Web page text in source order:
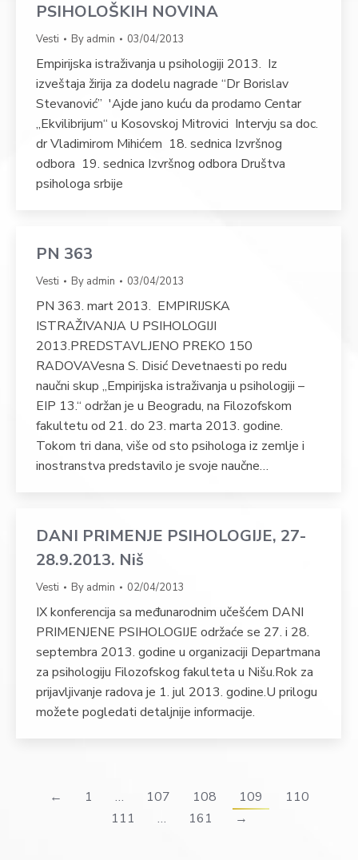
PSIHOLOŠKIH NOVINA
Vesti By admin 03/04/2013
Empirijska istraživanja u psihologiji 2013. Iz
izveštaja žirija za dodelu nagrade “Dr Borislav
Stevanović” ′Ajde jano kuću da prodamo Centar
„Ekvilibrijum“ u Kosovskoj Mitrovici Intervju sa doc.
dr Vladimirom Mihićem 18. sednica Izvršnog
odbora 19. sednica Izvršnog odbora Društva
psihologa srbije
PN 363
Vesti By admin 03/04/2013
PN 363. mart 2013. EMPIRIJSKA
ISTRAŽIVANJA U PSIHOLOGIJI
2013.PREDSTAVLJENO PREKO 150
RADOVAVesna S. Disić Devetnaesti po redu
naučni skup „Empirijska istraživanja u psihologiji –
EIP 13.“ održan je u Beogradu, na Filozofskom
fakultetu od 21. do 23. marta 2013. godine.
Tokom tri dana, više od sto psihologa iz zemlje i
inostranstva predstavilo je svoje naučne…
DANI PRIMENJE PSIHOLOGIJE, 27-
28.9.2013. Niš
Vesti By admin 02/04/2013
IX konferencija sa međunarodnim učešćem DANI
PRIMENJENE PSIHOLOGIJE održaće se 27. i 28.
septembra 2013. godine u organizaciji Departmana
za psihologiju Filozofskog fakulteta u Nišu.Rok za
prijavljivanje radova je 1. jul 2013. godine.U prilogu
možete pogledati detaljnije informacije.
← 1 … 107 108 109
110
111
… 161 →